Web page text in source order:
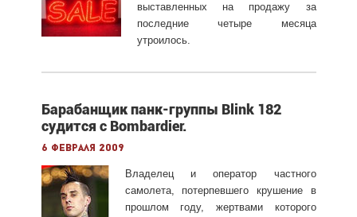
выставленных на продажу за
последние четыре месяца
утроилось.
Барабанщик панк-группы Blink 182
судится с Bombardier.
6 февраля 2009
Владелец и оператор частного
самолета, потерпевшего крушение в
прошлом году, жертвами которого